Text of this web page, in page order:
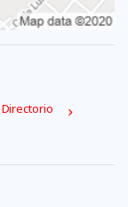
Directorio